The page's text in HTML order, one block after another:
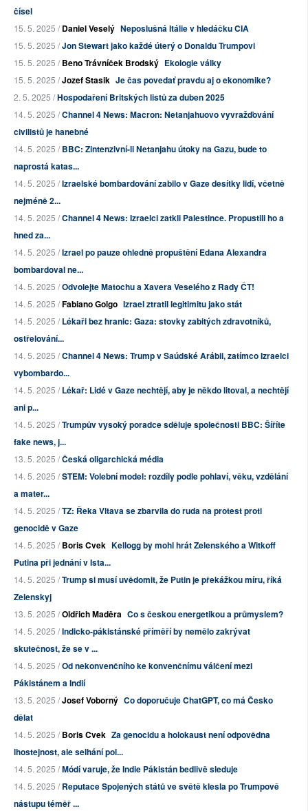
čísel
15. 5. 2025 /Daniel Veselý Neposlušná Itálie v hledáčku CIA
15. 5. 2025 /Jon Stewart jako každé úterý o Donaldu Trumpovi
15. 5. 2025 /Beno Trávníček Brodský Ekologie války
15. 5. 2025 /Jozef Stasik Je čas povedať pravdu aj o ekonomike?
2. 5. 2025 /Hospodaření Britských listů za duben 2025
14. 5. 2025 /Channel 4 News: Macron: Netanjahuovo vyvražďování
civilistů je hanebné
14. 5. 2025 /BBC: Zintenzivní-li Netanjahu útoky na Gazu, bude to
naprostá katas...
14. 5. 2025 /Izraelské bombardování zabilo v Gaze desítky lidí, včetně
nejméně 2...
14. 5. 2025 /Channel 4 News: Izraelci zatkli Palestince. Propustili ho a
hned za...
14. 5. 2025 /Izrael po pauze ohledně propuštění Edana Alexandra
bombardoval ne...
14. 5. 2025 /Odvolejte Matochu a Xavera Veselého z Rady ČT!
14. 5. 2025 /Fabiano Golgo Izrael ztratil legitimitu jako stát
14. 5. 2025 /Lékaři bez hranic: Gaza: stovky zabitých zdravotníků,
ostřelování...
14. 5. 2025 /Channel 4 News: Trump v Saúdské Arábii, zatímco Izraelci
vybombardo...
14. 5. 2025 /Lékař: Lidé v Gaze nechtějí, aby je někdo litoval, a nechtějí
ani p...
14. 5. 2025 /Trumpův vysoký poradce sděluje společnosti BBC: Šíříte
fake news, j...
13. 5. 2025 /Česká oligarchická média
14. 5. 2025 /STEM: Volební model: rozdíly podle pohlaví, věku, vzdělání
a mater...
14. 5. 2025 /TZ: Řeka Vltava se zbarvila do ruda na protest proti
genocidě v Gaze
14. 5. 2025 /Boris Cvek Kellogg by mohl hrát Zelenského a Witkoff
Putina při jednání v Ista...
14. 5. 2025 /Trump si musí uvědomit, že Putin je překážkou míru, říká
Zelenskyj
13. 5. 2025 /Oldřich Maděra Co s českou energetikou a průmyslem?
14. 5. 2025 /Indicko-pákistánské příměří by nemělo zakrývat
skutečnost, že se v ...
14. 5. 2025 /Od nekonvenčního ke konvenčnímu válčení mezi
Pákistánem a Indií
13. 5. 2025 /Josef Voborný Co doporučuje ChatGPT, co má Česko
dělat
14. 5. 2025 /Boris Cvek Za genocidu a holokaust není odpovědna
lhostejnost, ale selhání pol...
14. 5. 2025 /Módí varuje, že Indie Pákistán bedlivě sleduje
14. 5. 2025 /Reputace Spojených států ve světě klesla po Trumpově
nástupu téměř ...